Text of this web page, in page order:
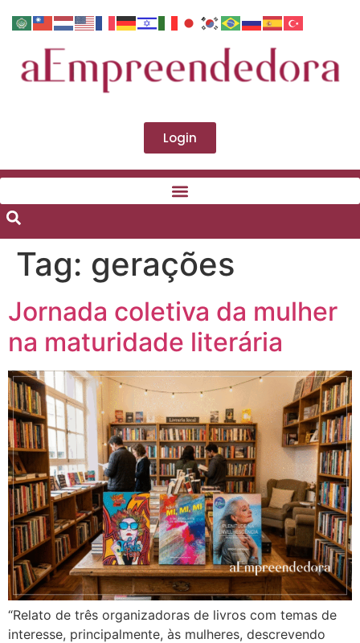
Login
Tag: gerações
Jornada coletiva da mulher
na maturidade literária
“Relato de três organizadoras de livros com temas de
interesse, principalmente, às mulheres, descrevendo